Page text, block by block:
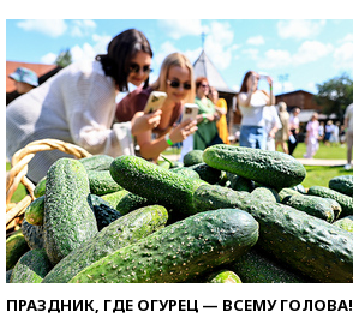
ПРАЗДНИК, ГДЕ ОГУРЕЦ — ВСЕМУ ГОЛОВА!